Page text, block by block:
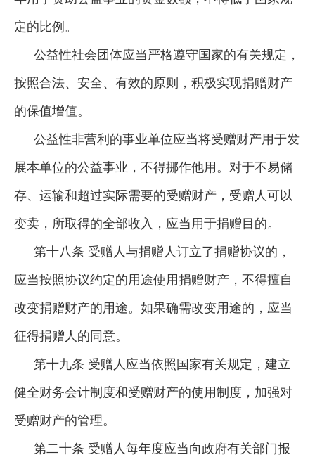
定的比例。
公益性社会团体应当严格遵守国家的有关规定，
按照合法、安全、有效的原则，积极实现捐赠财产
的保值增值。
公益性非营利的事业单位应当将受赠财产用于发
展本单位的公益事业，不得挪作他用。对于不易储
存、运输和超过实际需要的受赠财产，受赠人可以
变卖，所取得的全部收入，应当用于捐赠目的。
第十八条 受赠人与捐赠人订立了捐赠协议的，
应当按照协议约定的用途使用捐赠财产，不得擅自
改变捐赠财产的用途。如果确需改变用途的，应当
征得捐赠人的同意。
第十九条 受赠人应当依照国家有关规定，建立
健全财务会计制度和受赠财产的使用制度，加强对
受赠财产的管理。
第二十条 受赠人每年度应当向政府有关部门报